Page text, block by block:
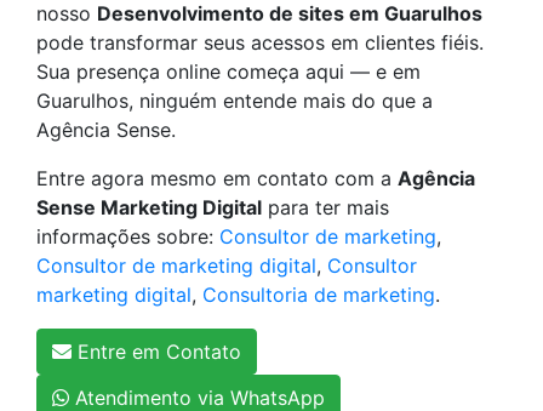
nosso Desenvolvimento de sites em Guarulhos
pode transformar seus acessos em clientes fiéis.
Sua presença online começa aqui — e em
Guarulhos, ninguém entende mais do que a
Agência Sense.
Entre agora mesmo em contato com a Agência
Sense Marketing Digital para ter mais
informações sobre: Consultor de marketing,
Consultor de marketing digital, Consultor
marketing digital, Consultoria de marketing.
Entre em Contato
Atendimento via WhatsApp